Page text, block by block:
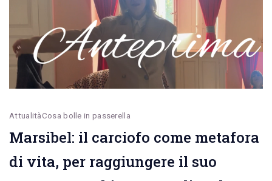
maschera
polvere
di
AttualitàCosa bolle in passerella
Marsibel: il carciofo come metafora
di vita, per raggiungere il suo